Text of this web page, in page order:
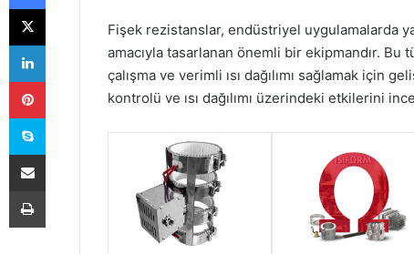
Fişek rezistanslar, endüstriyel uygulamalarda
amacıyla tasarlanan önemli bir ekipmandır. Bu
çalışma ve verimli ısı dağılımı sağlamak için
kontrolü ve ısı dağılımı üzerindeki etkilerini
X
LinkedIn
Pinterest
Skype
E-Posta ile paylaş